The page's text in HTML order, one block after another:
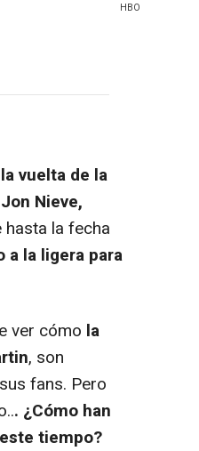
HBO
vuelta de la
Nieve,
hasta la fecha
a la ligera para
ver cómo la
, son
fans. Pero
. ¿Cómo han
tiempo?